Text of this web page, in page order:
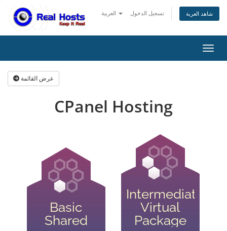
تسجيل الدخول شاهد العربة
عرض القائمة
CPanel Hosting
Basic
Shared
Intermediate
Virtual
Package